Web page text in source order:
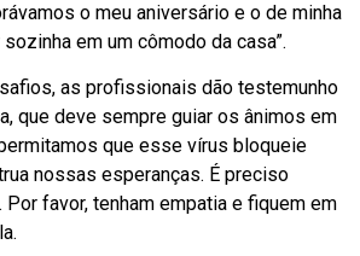
o meu aniversário e o de minha
em um cômodo da casa”.
as profissionais dão testemunho
que deve sempre guiar os ânimos em
que esse vírus bloqueie
nossas esperanças. É preciso
favor, tenham empatia e fiquem em